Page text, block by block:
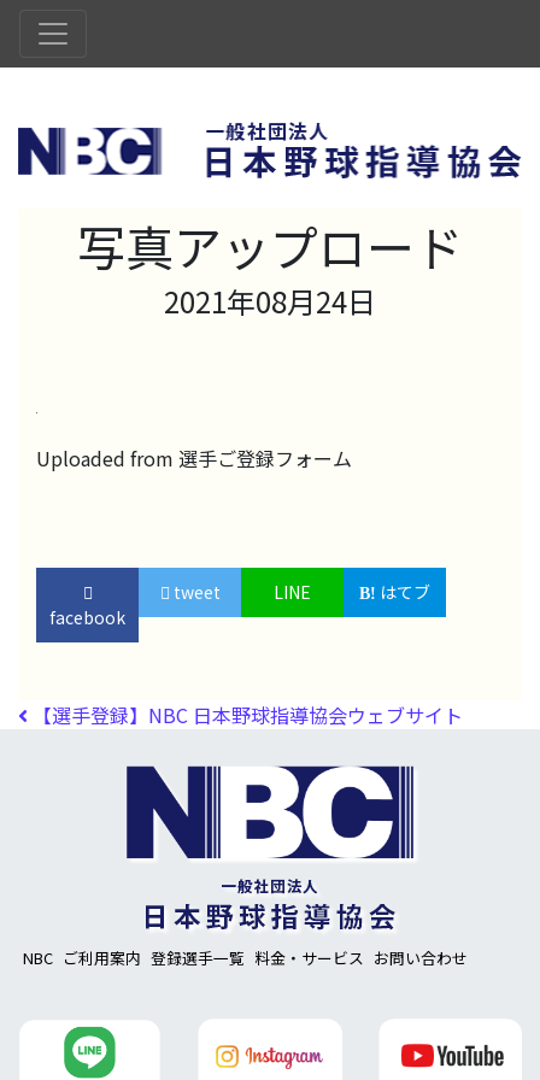
写真アップロード
2021年08月24日
Uploaded from 選手ご登録フォーム
facebook
tweet LINE はてブ
投稿ナビゲーション
【選手登録】NBC 日本野球指導協会ウェブサイト
NBC ご利用案内 登録選手一覧 料金・サービス お問い合わせ